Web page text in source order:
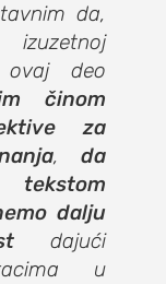
da,
ovaj deo
činom
za
, da
dalju
dajući
u